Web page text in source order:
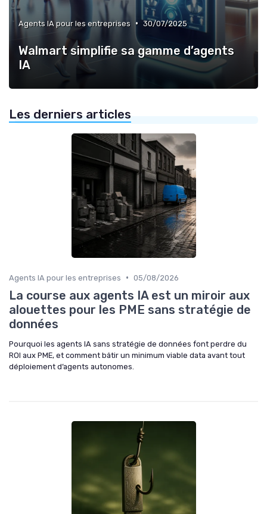
Agents IA pour les entreprises • 30/07/2025
Walmart simplifie sa gamme d’agents
IA
Les derniers articles
Agents IA pour les entreprises • 05/08/2026
La course aux agents IA est un miroir aux
alouettes pour les PME sans stratégie de
données
Pourquoi les agents IA sans stratégie de données font perdre du
ROI aux PME, et comment bâtir un minimum viable data avant tout
déploiement d’agents autonomes.